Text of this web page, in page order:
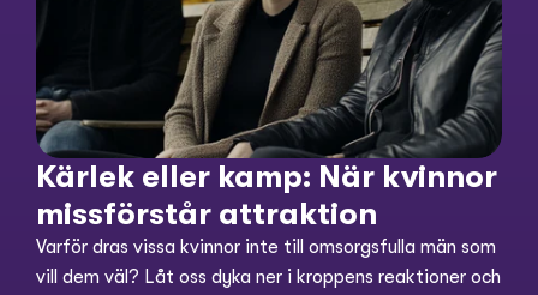
Kärlek eller kamp: När kvinnor
missförstår attraktion
Varför dras vissa kvinnor inte till omsorgsfulla män som
vill dem väl? Låt oss dyka ner i kroppens reaktioner och